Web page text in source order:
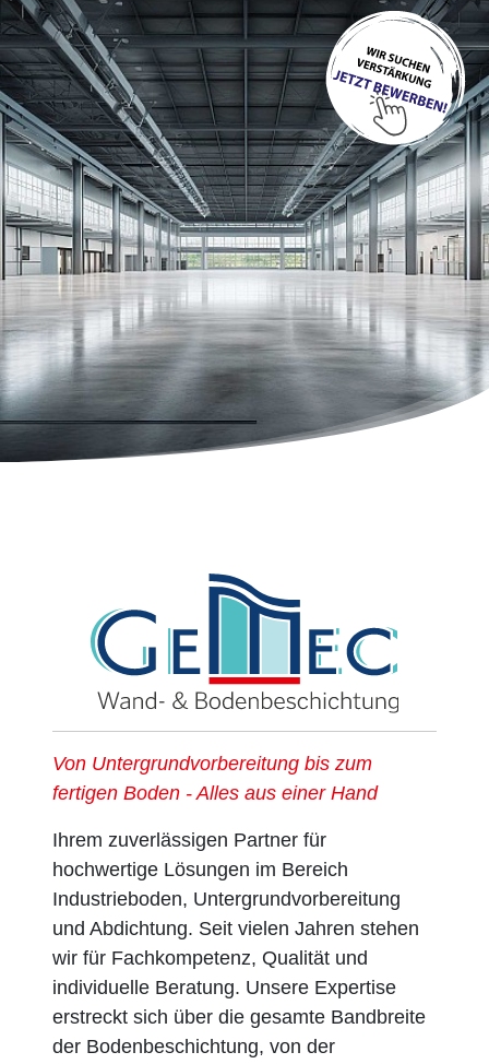
Von Untergrundvorbereitung bis zum
fertigen Boden - Alles aus einer Hand
Ihrem zuverlässigen Partner für
hochwertige Lösungen im Bereich
Industrieboden, Untergrundvorbereitung
und Abdichtung. Seit vielen Jahren stehen
wir für Fachkompetenz, Qualität und
individuelle Beratung. Unsere Expertise
erstreckt sich über die gesamte Bandbreite
der Bodenbeschichtung, von der